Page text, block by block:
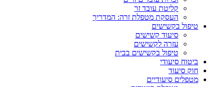
קליטת עובד זר
העסקת מטפלת זרה: המדריך
טיפול בקשישים
סיעוד קשישים
עזרה לקשישים
טיפול בקשישים בבית
ביטוח סיעודי
חוק סיעוד
מטפלים סיעודיים